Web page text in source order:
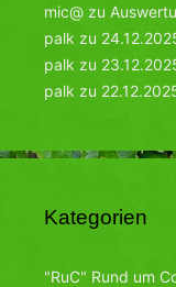
mic@ zu
palk zu
palk zu
palk zu
Kategorien
"RuC" Rund um